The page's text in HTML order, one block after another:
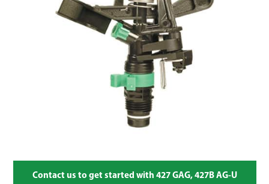
Contact us to get started with 427 GAG, 427B AG-U